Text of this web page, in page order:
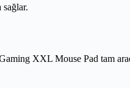
sağlar.
XXL Mouse Pad tam